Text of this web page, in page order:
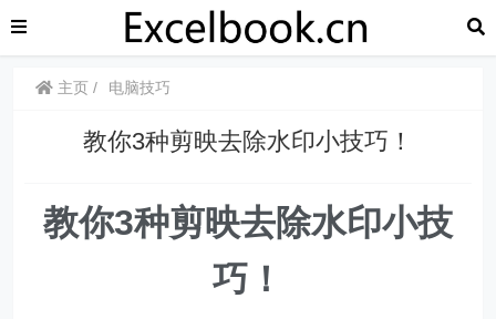
主页 电脑技巧
​​教你3种剪映去除水印小技巧！
教你3种剪映去除水印小技
巧！